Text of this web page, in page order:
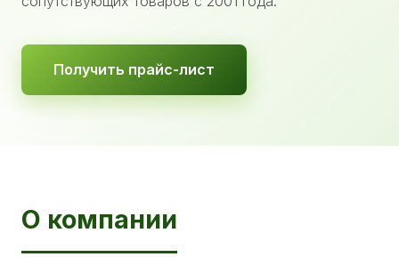
Получить прайс-лист
О компании